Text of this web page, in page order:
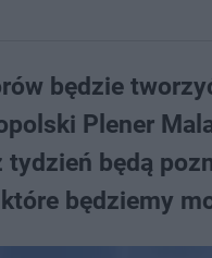
będzie
Plener
będą
będziemy